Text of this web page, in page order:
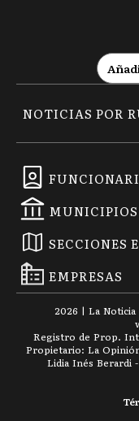
MUNICIPIOS
SECCIONES
EMPRESAS
NOTICIAS POR
2026 | La Noticia
Registro de Prop.
Propietario: La
Lidia Inés Berardi